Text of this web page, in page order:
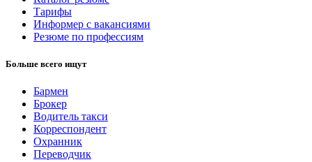
Тарифы
Информер с вакансиями
Резюме по профессиям
Больше всего ищут
Бармен
Брокер
Водитель такси
Корреспондент
Охранник
Переводчик